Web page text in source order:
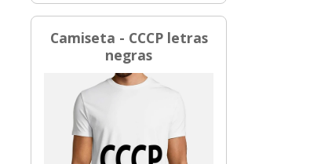
Camiseta - CCCP letras
negras